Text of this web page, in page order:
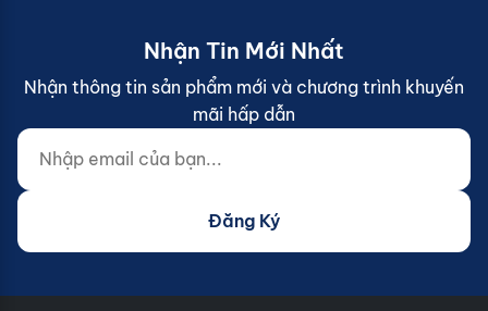
Nhận Tin Mới Nhất
Nhận thông tin sản phẩm mới và chương trình khuyến
mãi hấp dẫn
Nhập email của bạn...
Website (do not fill)
Đăng Ký